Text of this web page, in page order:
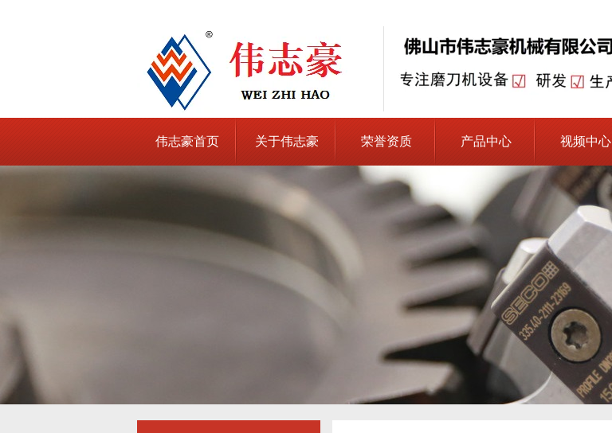
伟志豪首页 关于伟志豪 荣誉资质 产品中心 视频中心